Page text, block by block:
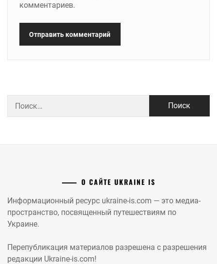
комментариев.
О САЙТЕ UKRAINE IS
Информационный ресурс ukraine-is.com — это медиа-
пространство, посвященный путешествиям по
Украине.
Перепубликация материалов разрешена с разрешения
редакции Ukraine-is.com!